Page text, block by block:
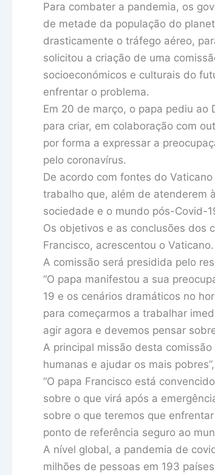
Para combater a pandemia, os
de metade da população do
drasticamente o tráfego aéreo,
solicitou a criação de uma
socioeconómicos e culturais do
enfrentar o problema.
Em 20 de março, o papa pediu ao
para criar, em colaboração com
por forma a expressar a
pelo coronavírus.
De acordo com fontes do
trabalho que, além de atenderem
sociedade e o mundo pós-Covid-
Os objetivos e as conclusões dos
Francisco, acrescentou o Vaticano.
A comissão será presidida pelo
“O papa manifestou a sua
19 e os cenários dramáticos no
para começarmos a trabalhar
agir agora e devemos pensar
A principal missão desta
humanas e ajudar os mais
“O papa Francisco está
sobre o que virá após a
sobre o que teremos que
ponto de referência seguro ao
A nível global, a pandemia de
milhões de pessoas em 193